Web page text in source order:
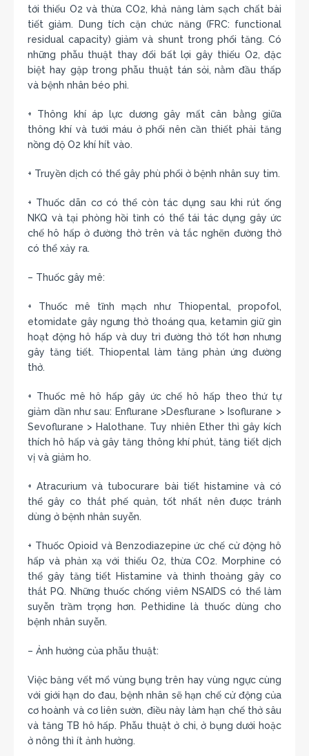
tới thiếu O2 và thừa CO2, khả năng làm sạch chất bài
tiết giảm. Dung tích cặn chức năng (FRC: functional
residual capacity) giảm và shunt trong phổi tăng. Có
những phẫu thuật thay đổi bất lợi gây thiếu O2, đặc
biệt hay gặp trong phẫu thuật tán sỏi, nằm đầu thấp
và bệnh nhân béo phì.
+ Thông khí áp lực dương gây mất cân bằng giữa
thông khí và tưới máu ở phổi nên cần thiết phải tăng
nồng độ O2 khí hít vào.
+ Truyền dịch có thể gây phù phổi ở bệnh nhân suy tim.
+ Thuốc dãn cơ có thể còn tác dụng sau khi rút ống
NKQ và tại phòng hồi tỉnh có thể tái tác dụng gây ức
chế hô hấp ở đường thở trên và tắc nghẽn đường thở
có thể xảy ra.
– Thuốc gây mê:
+ Thuốc mê tĩnh mạch như Thiopental, propofol,
etomidate gây ngưng thở thoáng qua, ketamin giữ gìn
hoạt động hô hấp và duy trì đường thở tốt hơn nhưng
gây tăng tiết. Thiopental làm tăng phản ứng đường
thở.
+ Thuốc mê hô hấp gây ức chế hô hấp theo thứ tự
giảm dần như sau: Enflurane >Desflurane > Isoflurane >
Sevoflurane > Halothane. Tuy nhiên Ether thì gây kích
thích hô hấp và gây tăng thông khí phút, tăng tiết dịch
vị và giảm ho.
+ Atracurium và tubocurare bài tiết histamine và có
thể gây co thắt phế quản, tốt nhất nên được tránh
dùng ở bệnh nhân suyễn.
+ Thuốc Opioid và Benzodiazepine ức chế cử động hô
hấp và phản xạ với thiếu O2, thừa CO2. Morphine có
thể gây tăng tiết Histamine và thỉnh thoảng gây co
thắt PQ. Những thuốc chống viêm NSAIDS có thể làm
suyễn trầm trọng hơn. Pethidine là thuốc dùng cho
bệnh nhân suyễn.
– Ảnh hưởng của phẫu thuật:
Việc băng vết mổ vùng bụng trên hay vùng ngực cùng
với giới hạn do đau, bệnh nhân sẽ hạn chế cử động của
cơ hoành và cơ liên sườn, điều này làm hạn chế thở sâu
và tăng TB hô hấp. Phẫu thuật ở chi, ở bụng dưới hoặc
ở nông thì ít ảnh hưởng.